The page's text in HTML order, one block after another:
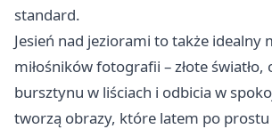
standard.
Jesień nad jeziorami to także idealny
miłośników fotografii – złote światło,
bursztynu w liściach i odbicia w
tworzą obrazy, które latem po prostu